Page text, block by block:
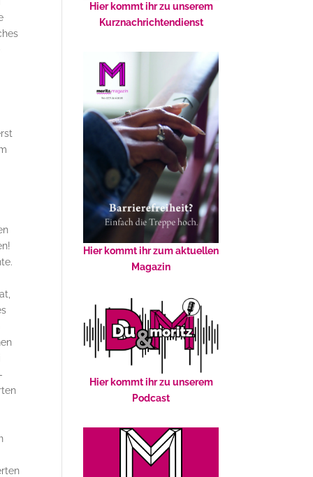
Hier kommt ihr zu unserem
Kurznachrichtendienst
Hier kommt ihr zum aktuellen
Magazin
Hier kommt ihr zu unserem
Podcast